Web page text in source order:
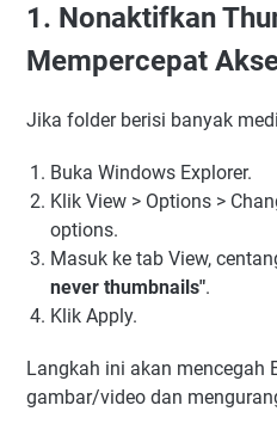
1. Nonaktifkan
Mempercepat
Jika folder berisi banyak
Buka Windows Explorer.
Klik View > Options >
options.
Masuk ke tab View,
never thumbnails".
Klik Apply.
Langkah ini akan mencegah
gambar/video dan